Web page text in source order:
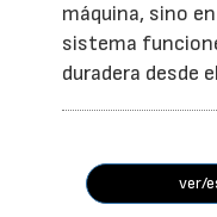
máquina, sino
sistema
duradera desde
ver/